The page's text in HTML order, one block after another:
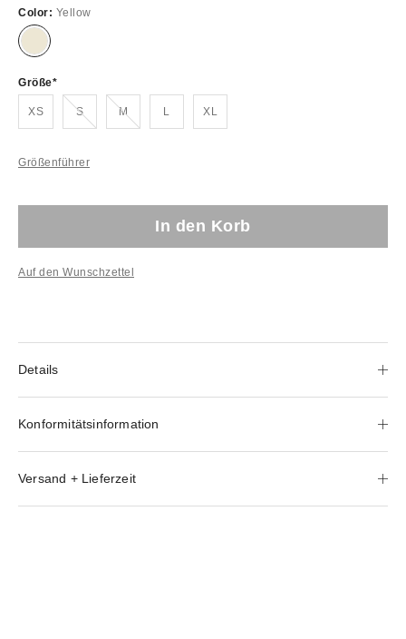
Color: Yellow
Größe
XS SAusverkauft!
MAusverkauft!
L XL
Größenführer
In den Korb
Auf den Wunschzettel
Details
Konformitätsinformation
Versand + Lieferzeit